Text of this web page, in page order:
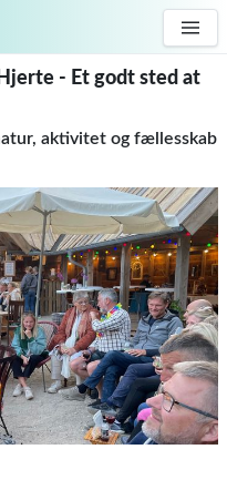
- Et godt sted at
aktivitet og fællesskab